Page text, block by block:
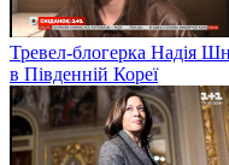
Тревел-блогерка Надія
в Південній Кореї